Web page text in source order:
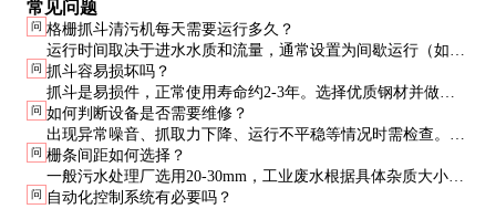
常见问题
问 格栅抓斗清污机每天需要运行多久？
运行时间取决于进水水质和流量，通常设置为间歇运行（如运
行5分钟停15分钟），或根据液位差自动控制。水质较差时可
适当增加运行频率。
问 抓斗容易损坏吗？
抓斗是易损件，正常使用寿命约2-3年。选择优质钢材并做耐
磨处理的抓斗可延长使用寿命。日常应避免抓取过大或过硬的
物体。
问 如何判断设备是否需要维修？
出现异常噪音、抓取力下降、运行不平稳等情况时需检查。建
议每季度做一次全面检查，包括链条张紧度、电机电流、控制
系统等。
问 栅条间距如何选择？
一般污水处理厂选用20-30mm，工业废水根据具体杂质大小选
择。间距越小拦截效果越好，但水头损失会增大，需综合考
问
自动化控制系统有必要吗？